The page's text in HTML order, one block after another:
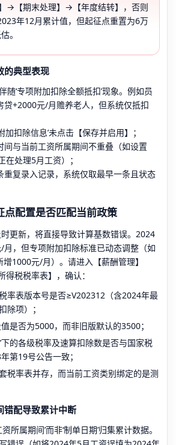
→【期末处理】→【年度结转】，否则
年12月累计值，但起征点重置为6万
。
的典型表现
随‘专项附加扣除全额抵扣’现象。例如员
贷+2000元/月赡养老人，但系统仅抵扣
扣除信息’未点击【保存并启用】；
与当前工资所属期间不重叠（如设置
处理5月工资）；
复录入记录，系统仅取最早一条且状态
点配置是否匹配当前政策
更新，将直接导致计算基数错误。2024
，但专项附加扣除标准已动态调整（如
1000元/月）。请进入【薪酬管理】
税税率表】，确认：
率表版本号是否≥V202312（含2024年最
除项）；
值是否为5000，而非旧版默认的3500；
下的各级税率及速算扣除数是否与国家税
第19号公告一致；
税率表并存，而当前工资类别绑定的是测
错配导致累计中断
所属期间’而非‘制单日期’归集累计数据。